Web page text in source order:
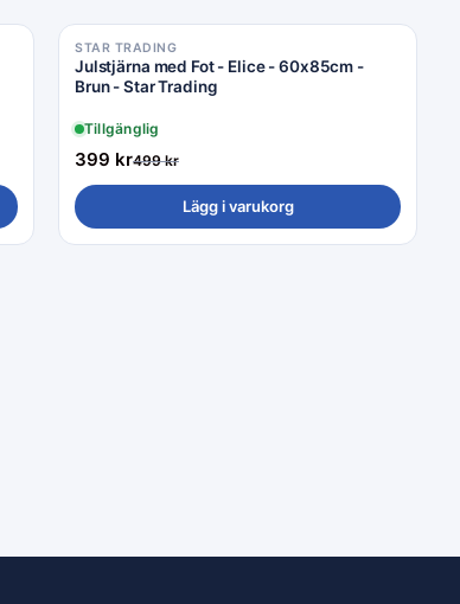
Rea −20%
STAR TRADING
Julstjärna med Fot - Elice - 60x85cm -
Brun - Star Trading
Tillgänglig
399 kr499kr
Lägg i varukorg